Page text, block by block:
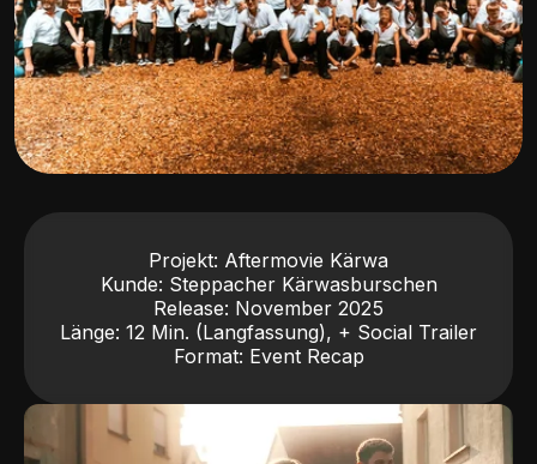
Projekt: Aftermovie Kärwa
Kunde: Steppacher Kärwasburschen
Release: November 2025
Länge: 12 Min. (Langfassung), + Social Trailer
Format: Event Recap